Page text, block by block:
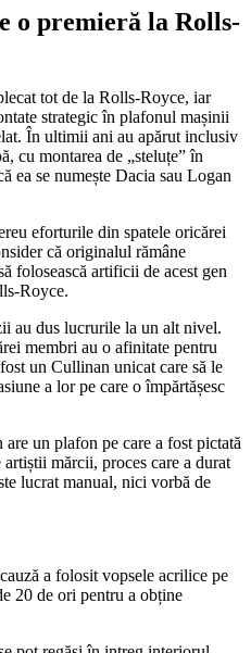
o premieră la Rolls-
tot de la Rolls-Royce, iar
strategic în plafonul mașinii
În ultimii ani au apărut inclusiv
cu montarea de „steluțe” în
ea se numește Dacia sau Logan
eforturile din spatele oricărei
că originalul rămâne
folosească artificii de acest gen
Royce.
au dus lucrurile la un alt nivel.
membri au o afinitate pentru
un Cullinan unicat care să le
a lor pe care o împărtășesc
un plafon pe care a fost pictată
artiștii mărcii, proces care a durat
lucrat manual, nici vorbă de
a folosit vopsele acrilice pe
20 de ori pentru a obține